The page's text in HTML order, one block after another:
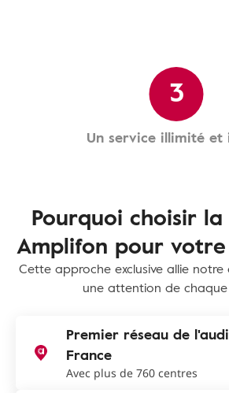
3
Un service illimité et
Pourquoi choisir
Amplifon pour
Cette approche exclusive allie
une attention de
Premier réseau de
France
Avec plus de 760 centres